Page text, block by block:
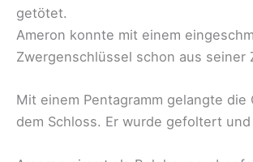
getötet.
Ameron konnte mit einem
Zwergenschlüssel schon aus seiner
Mit einem Pentagramm gelangte die
dem Schloss. Er wurde gefoltert